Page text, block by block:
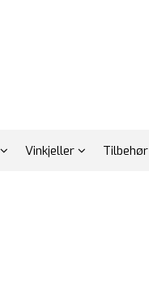
Vinkjeller Tilbehør